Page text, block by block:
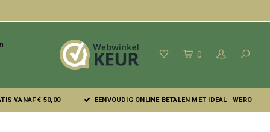
0
VANAF € 50,00 EENVOUDIG ONLINE BETALEN MET IDEAL | WERO